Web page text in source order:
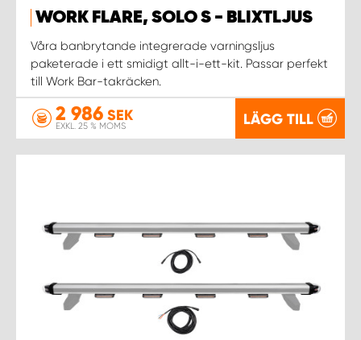
WORK FLARE, SOLO S - BLIXTLJUS
Våra banbrytande integrerade varningsljus
paketerade i ett smidigt allt-i-ett-kit. Passar perfekt
till Work Bar-takräcken.
2 986 SEK
EXKL. 25 % MOMS LÄGG TILL